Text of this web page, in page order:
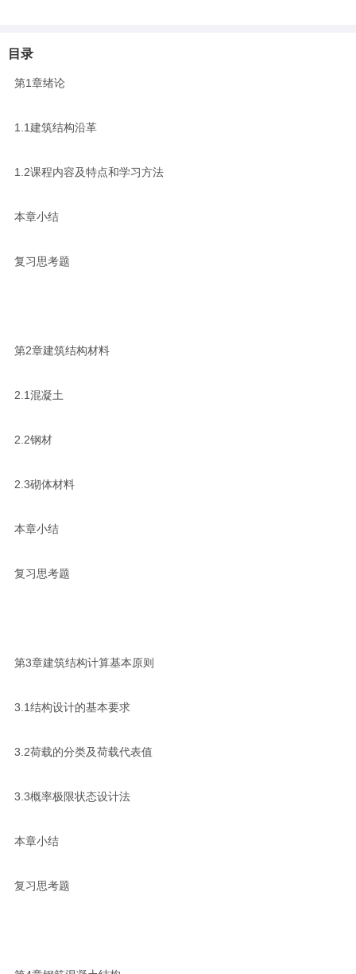
目录
第1章绪论
1.1建筑结构沿革
1.2课程内容及特点和学习方法
本章小结
复习思考题
第2章建筑结构材料
2.1混凝土
2.2钢材
2.3砌体材料
本章小结
复习思考题
第3章建筑结构计算基本原则
3.1结构设计的基本要求
3.2荷载的分类及荷载代表值
3.3概率极限状态设计法
本章小结
复习思考题